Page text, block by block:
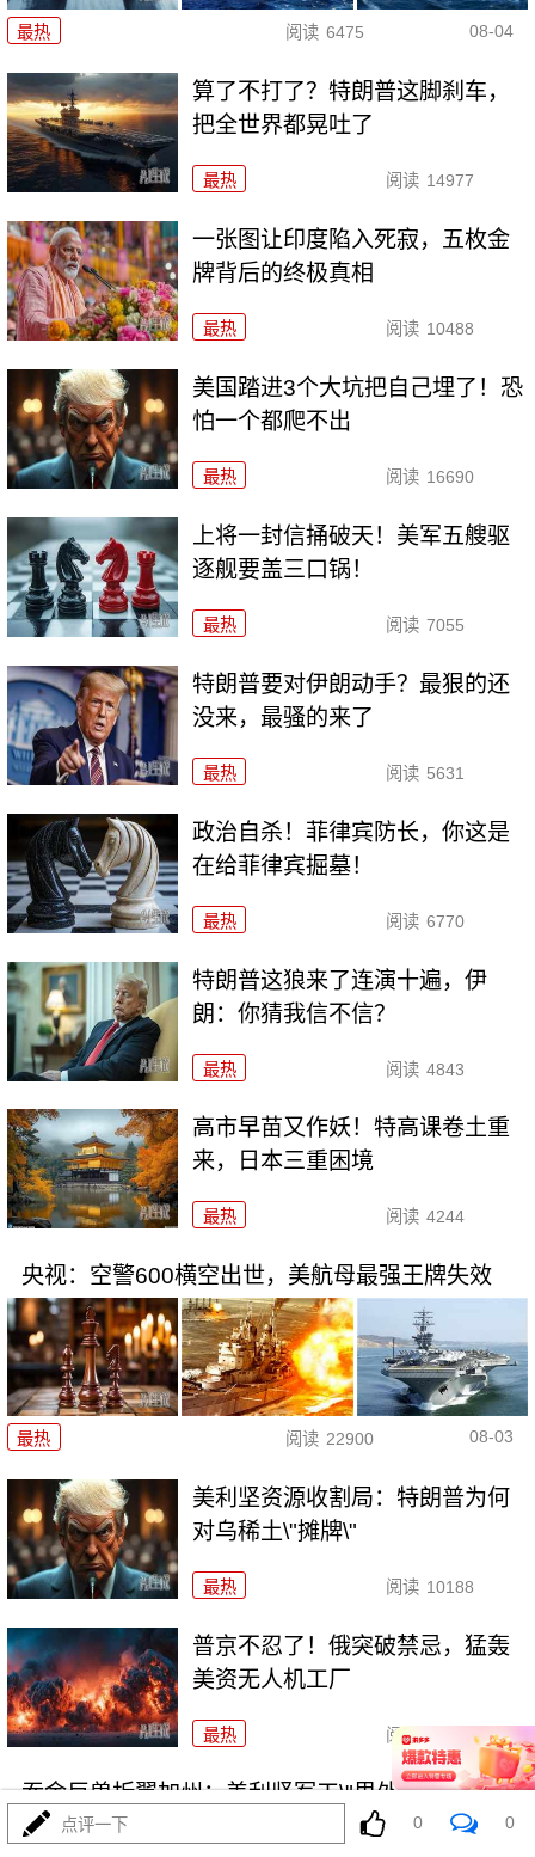
最热 阅读 6475 08-04
算了不打了？特朗普这脚刹车，
把全世界都晃吐了
最热 阅读 14977
一张图让印度陷入死寂，五枚金
牌背后的终极真相
最热 阅读 10488
美国踏进3个大坑把自己埋了！恐
怕一个都爬不出
最热 阅读 16690
上将一封信捅破天！美军五艘驱
逐舰要盖三口锅！
最热 阅读 7055
特朗普要对伊朗动手？最狠的还
没来，最骚的来了
最热 阅读 5631
政治自杀！菲律宾防长，你这是
在给菲律宾掘墓！
最热 阅读 6770
特朗普这狼来了连演十遍，伊
朗：你猜我信不信？
最热 阅读 4843
高市早苗又作妖！特高课卷土重
来，日本三重困境
最热 阅读 4244
央视：空警600横空出世，美航母最强王牌失效
最热 阅读 22900 08-03
美利坚资源收割局：特朗普为何
对乌稀土\"摊牌\"
最热 阅读 10188
普京不忍了！俄突破禁忌，猛轰
美资无人机工厂
最热 阅读 8684
吞金巨兽折翼加州：美利坚军工\"里外掏空\"困局
点评一下 0 0